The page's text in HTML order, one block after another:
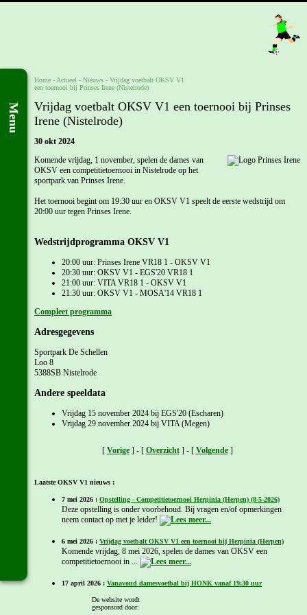
Menu
Home - Actueel - Nieuws - Vrijdag voetbalt OKSV V1
een toernooi bij Prinses Irene (Nistelrode)
Vrijdag voetbalt OKSV V1 een toernooi bij Prinses
Irene (Nistelrode)
30 okt 2024
Komende vrijdag, 1 november, spelen de dames van
OKSV een competitietoernooi in Nistelrode op het
sportpark van Prinses Irene.
Het toernooi begint om 19:30 uur en OKSV V1 speelt de eerste wedstrijd om
20:00 uur tegen Prinses Irene.
Wedstrijdprogramma OKSV V1
20:00 uur: Prinses Irene VR18 1 - OKSV V1
20:30 uur: OKSV V1 - EGS'20 VR18 1
21:00 uur: VITA VR18 1 - OKSV V1
21:30 uur: OKSV V1 - MOSA'14 VR18 1
Compleet programma
Adresgegevens
Sportpark De Schellen
Loo 8
5388SB Nistelrode
Andere speeldata
Vrijdag 15 november 2024 bij EGS'20 (Escharen)
Vrijdag 29 november 2024 bij VITA (Megen)
[ Vorige] - [ Overzicht] - [ Volgende]
Laatste OKSV V1 nieuws :
7 mei 2026 : Opstelling - Competitietoernooi Herpinia (Herpen) (8-5-2026)
Deze opstelling is onder voorbehoud. Bij vragen en/of opmerkingen
neem contact op met je leider!
6 mei 2026 : Vrijdag voetbalt OKSV V1 een toernooi bij Herpinia (Herpen)
Komende vrijdag, 8 mei 2026, spelen de dames van OKSV een
competitietoernooi in ...
17 april 2026 : Vanavond damesvoetbal bij HONK vanaf 19:30 uur
De website wordt
gesponsord door: